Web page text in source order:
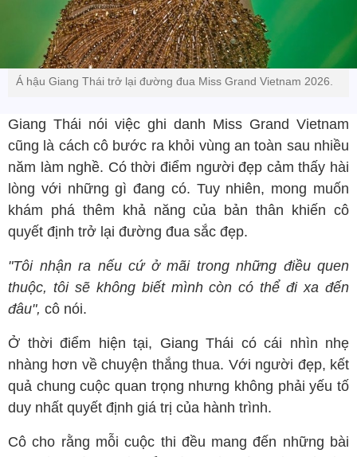
Á hậu Giang Thái trở lại đường đua Miss Grand Vietnam 2026.
Giang Thái nói việc ghi danh Miss Grand Vietnam
cũng là cách cô bước ra khỏi vùng an toàn sau nhiều
năm làm nghề. Có thời điểm người đẹp cảm thấy hài
lòng với những gì đang có. Tuy nhiên, mong muốn
khám phá thêm khả năng của bản thân khiến cô
quyết định trở lại đường đua sắc đẹp.
"Tôi nhận ra nếu cứ ở mãi trong những điều quen
thuộc, tôi sẽ không biết mình còn có thể đi xa đến
đâu", cô nói.
Ở thời điểm hiện tại, Giang Thái có cái nhìn nhẹ
nhàng hơn về chuyện thắng thua. Với người đẹp, kết
quả chung cuộc quan trọng nhưng không phải yếu tố
duy nhất quyết định giá trị của hành trình.
Cô cho rằng mỗi cuộc thi đều mang đến những bài